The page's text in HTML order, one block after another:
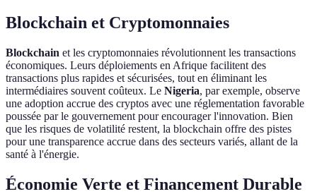
Blockchain et Cryptomonnaies
Blockchain et les cryptomonnaies révolutionnent les transactions
économiques. Leurs déploiements en Afrique facilitent des
transactions plus rapides et sécurisées, tout en éliminant les
intermédiaires souvent coûteux. Le Nigeria, par exemple, observe
une adoption accrue des cryptos avec une réglementation favorable
poussée par le gouvernement pour encourager l'innovation. Bien
que les risques de volatilité restent, la blockchain offre des pistes
pour une transparence accrue dans des secteurs variés, allant de la
santé à l'énergie.
Économie Verte et Financement Durable